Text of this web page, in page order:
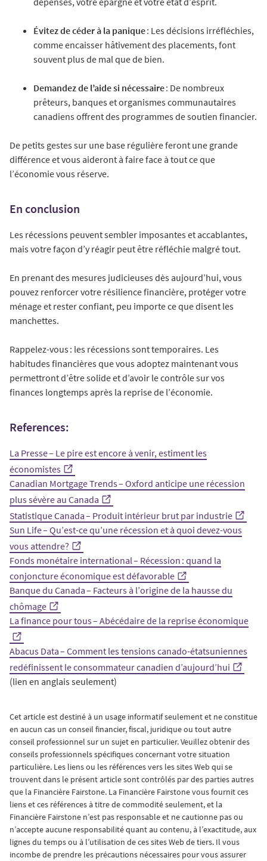
Évitez de céder à la panique: Les décisions irréfléchies,
comme encaisser hâtivement des placements, font
souvent plus de mal que de bien.
Demandez de l’aide si nécessaire: De nombreux
prêteurs, banques et organismes communautaires
canadiens offrent des programmes de soutien financier.
De petits gestes sur une base régulière feront une grande
différence et vous aideront à faire face à tout ce que
l’économie vous réserve.
En conclusion
Les récessions peuvent sembler imposantes et accablantes,
mais votre façon d’y réagir peut être réfléchie malgré tout.
En prenant des mesures judicieuses dès aujourd’hui, vous
pouvez renforcer votre résilience financière, protéger votre
ménage et rester confiant, peu importe ce que disent les
manchettes.
Rappelez-vous : les récessions sont temporaires. Les
habitudes financières que vous adoptez maintenant vous
permettront d’être solide et d’avoir le contrôle sur vos
finances longtemps après la reprise de l’économie.
References:
La Presse – Le pire est encore à venir, estiment les
économistes
Canadian Mortgage Trends – Oxford anticipe une récession
plus sévère au Canada
Statistique Canada – Produit intérieur brut par industrie
Sun Life – Qu’est-ce qu’une récession et à quoi devez-vous
vous attendre?
Fonds monétaire international – Récession : quand la
conjoncture économique est défavorable
Banque du Canada – Facteurs à l’origine de la hausse du
chômage
La finance pour tous – Abécédaire de la reprise économique
Abacus Data – Comment les tensions canado-étatsuniennes
redéfinissent le consommateur canadien d’aujourd’hui
(lien en anglais seulement)
Cet article est destiné à un usage informatif seulement et ne constitue
en aucun cas un conseil financier, fiscal, juridique ou tout autre
conseil professionnel sur un sujet en particulier. Veuillez obtenir des
conseils professionnels spécifiques concernant votre situation
particulière. Les liens ou les références vers les sites Web qui se
trouvent dans le présent article sont contrôlés par des parties autres
que la Financière Fairstone. La Financière Fairstone vous fournit ces
liens et ces références à titre de commodité seulement, et la
Financière Fairstone n’est pas responsable et ne cautionne pas ou
n’accepte aucune responsabilité quant au contenu, à l’exactitude, aux
lignes du temps ou à l’utilisation de ces sites Web de tiers. Il vous
incombe de prendre les précautions nécessaires pour vous assurer